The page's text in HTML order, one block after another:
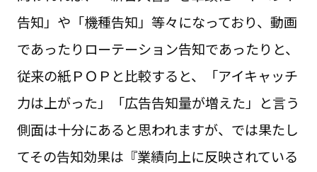
告知」や「機種告知」等々になっており、動画
であったりローテーション告知であったりと、
従来の紙ＰＯＰと比較すると、「アイキャッチ
力は上がった」「広告告知量が増えた」と言う
側面は十分にあると思われますが、では果たし
てその告知効果は『業績向上に反映されている